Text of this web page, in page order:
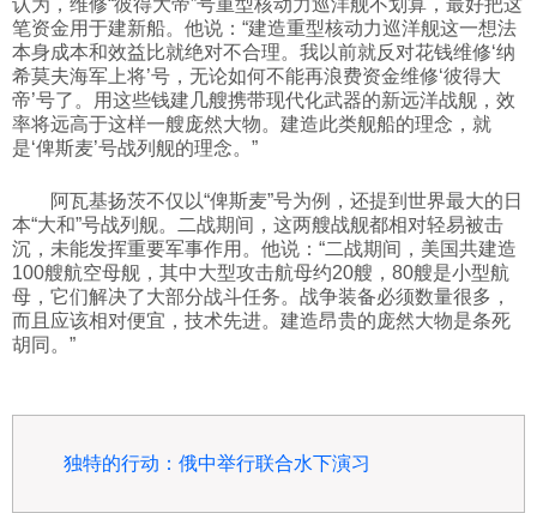
文化
历史
体育
旅游
认为，维修“彼得大帝”号重型核动力巡洋舰不划算，最好把这
笔资金用于建新船。他说：“建造重型核动力巡洋舰这一想法
本身成本和效益比就绝对不合理。我以前就反对花钱维修‘纳
希莫夫海军上将’号，无论如何不能再浪费资金维修‘彼得大
帝’号了。用这些钱建几艘携带现代化武器的新远洋战舰，效
率将远高于这样一艘庞然大物。建造此类舰船的理念，就
是‘俾斯麦’号战列舰的理念。”
阿瓦基扬茨不仅以“俾斯麦”号为例，还提到世界最大的日
本“大和”号战列舰。二战期间，这两艘战舰都相对轻易被击
沉，未能发挥重要军事作用。他说：“二战期间，美国共建造
100艘航空母舰，其中大型攻击航母约20艘，80艘是小型航
母，它们解决了大部分战斗任务。战争装备必须数量很多，
而且应该相对便宜，技术先进。建造昂贵的庞然大物是条死
胡同。”
独特的行动：俄中举行联合水下演习